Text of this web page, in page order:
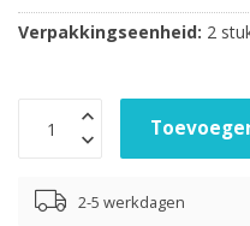
Verpakkingseenheid: 2
2-5 werkdagen